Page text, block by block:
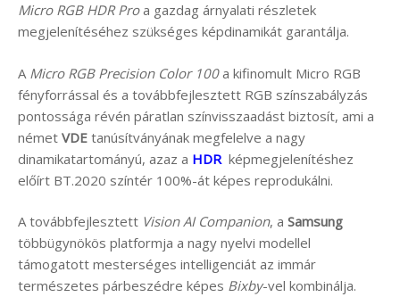
Micro RGB HDR Proa gazdag árnyalati részletek
megjelenítéséhez szükséges képdinamikát garantálja.
A Micro RGB Precision Color 100a kifinomult Micro RGB
fényforrással és a továbbfejlesztett RGB színszabályzás
pontossága révén páratlan színvisszaadást biztosít, ami a
német VDE tanúsítványának megfelelve a nagy
dinamikatartományú, azaz a HDR képmegjelenítéshez
előírt BT.2020 színtér 100%-át képes reprodukálni.
A továbbfejlesztett Vision AI Companion, a Samsung
többügynökös platformja a nagy nyelvi modellel
támogatott mesterséges intelligenciát az immár
természetes párbeszédre képes Bixby-vel kombinálja.